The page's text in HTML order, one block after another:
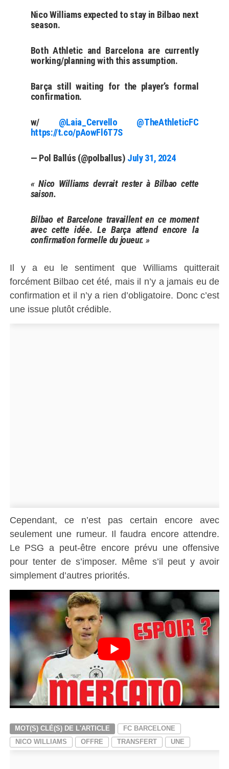
Nico Williams expected to stay in Bilbao next
season.
Both Athletic and Barcelona are currently
working/planning with this assumption.
Barça still waiting for the player’s formal
confirmation.
w/ @Laia_Cervello
@TheAthleticFC
https://t.co/pAowFl6T7S
— Pol Ballús (@polballus) July 31, 2024
« Nico Williams devrait rester à Bilbao cette
saison.
Bilbao et Barcelone travaillent en ce moment
avec cette idée. Le Barça attend encore la
confirmation formelle du joueur. »
Il y a eu le sentiment que Williams quitterait
forcément Bilbao cet été, mais il n’y a jamais eu de
confirmation et il n’y a rien d’obligatoire. Donc c’est
une issue plutôt crédible.
Cependant, ce n’est pas certain encore avec
seulement une rumeur. Il faudra encore attendre.
Le PSG a peut-être encore prévu une offensive
pour tenter de s’imposer. Même s’il peut y avoir
simplement d’autres priorités.
MOT(S) CLÉ(S) DE L'ARTICLE
FC BARCELONE
NICO WILLIAMS
OFFRE TRANSFERT UNE